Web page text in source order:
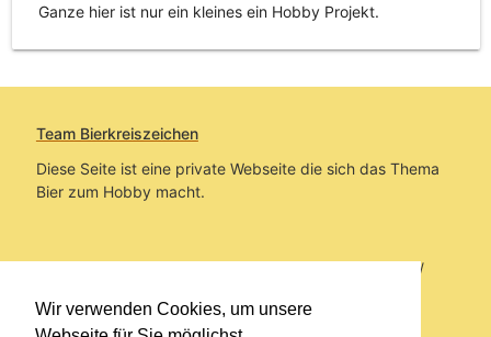
Wir verwenden Cookies, um unsere
Ganze hier ist nur ein kleines ein Hobby Projekt.
Team Bierkreiszeichen
Diese Seite ist eine private Webseite die sich das Thema
Bier zum Hobby macht.
Sie befinden sich auf https://www.bierkreiszeichen.at/
im Pfad:Übers Bier/Brauereien/Fundstücke und
Informationen zur Brauerei Kundmüller